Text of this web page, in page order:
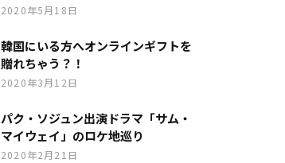
2020年5月18日
韓国にいる方へオンラインギフトを
贈れちゃう？！
2020年3月12日
パク・ソジュン出演ドラマ「サム・
マイウェイ」のロケ地巡り
2020年2月21日